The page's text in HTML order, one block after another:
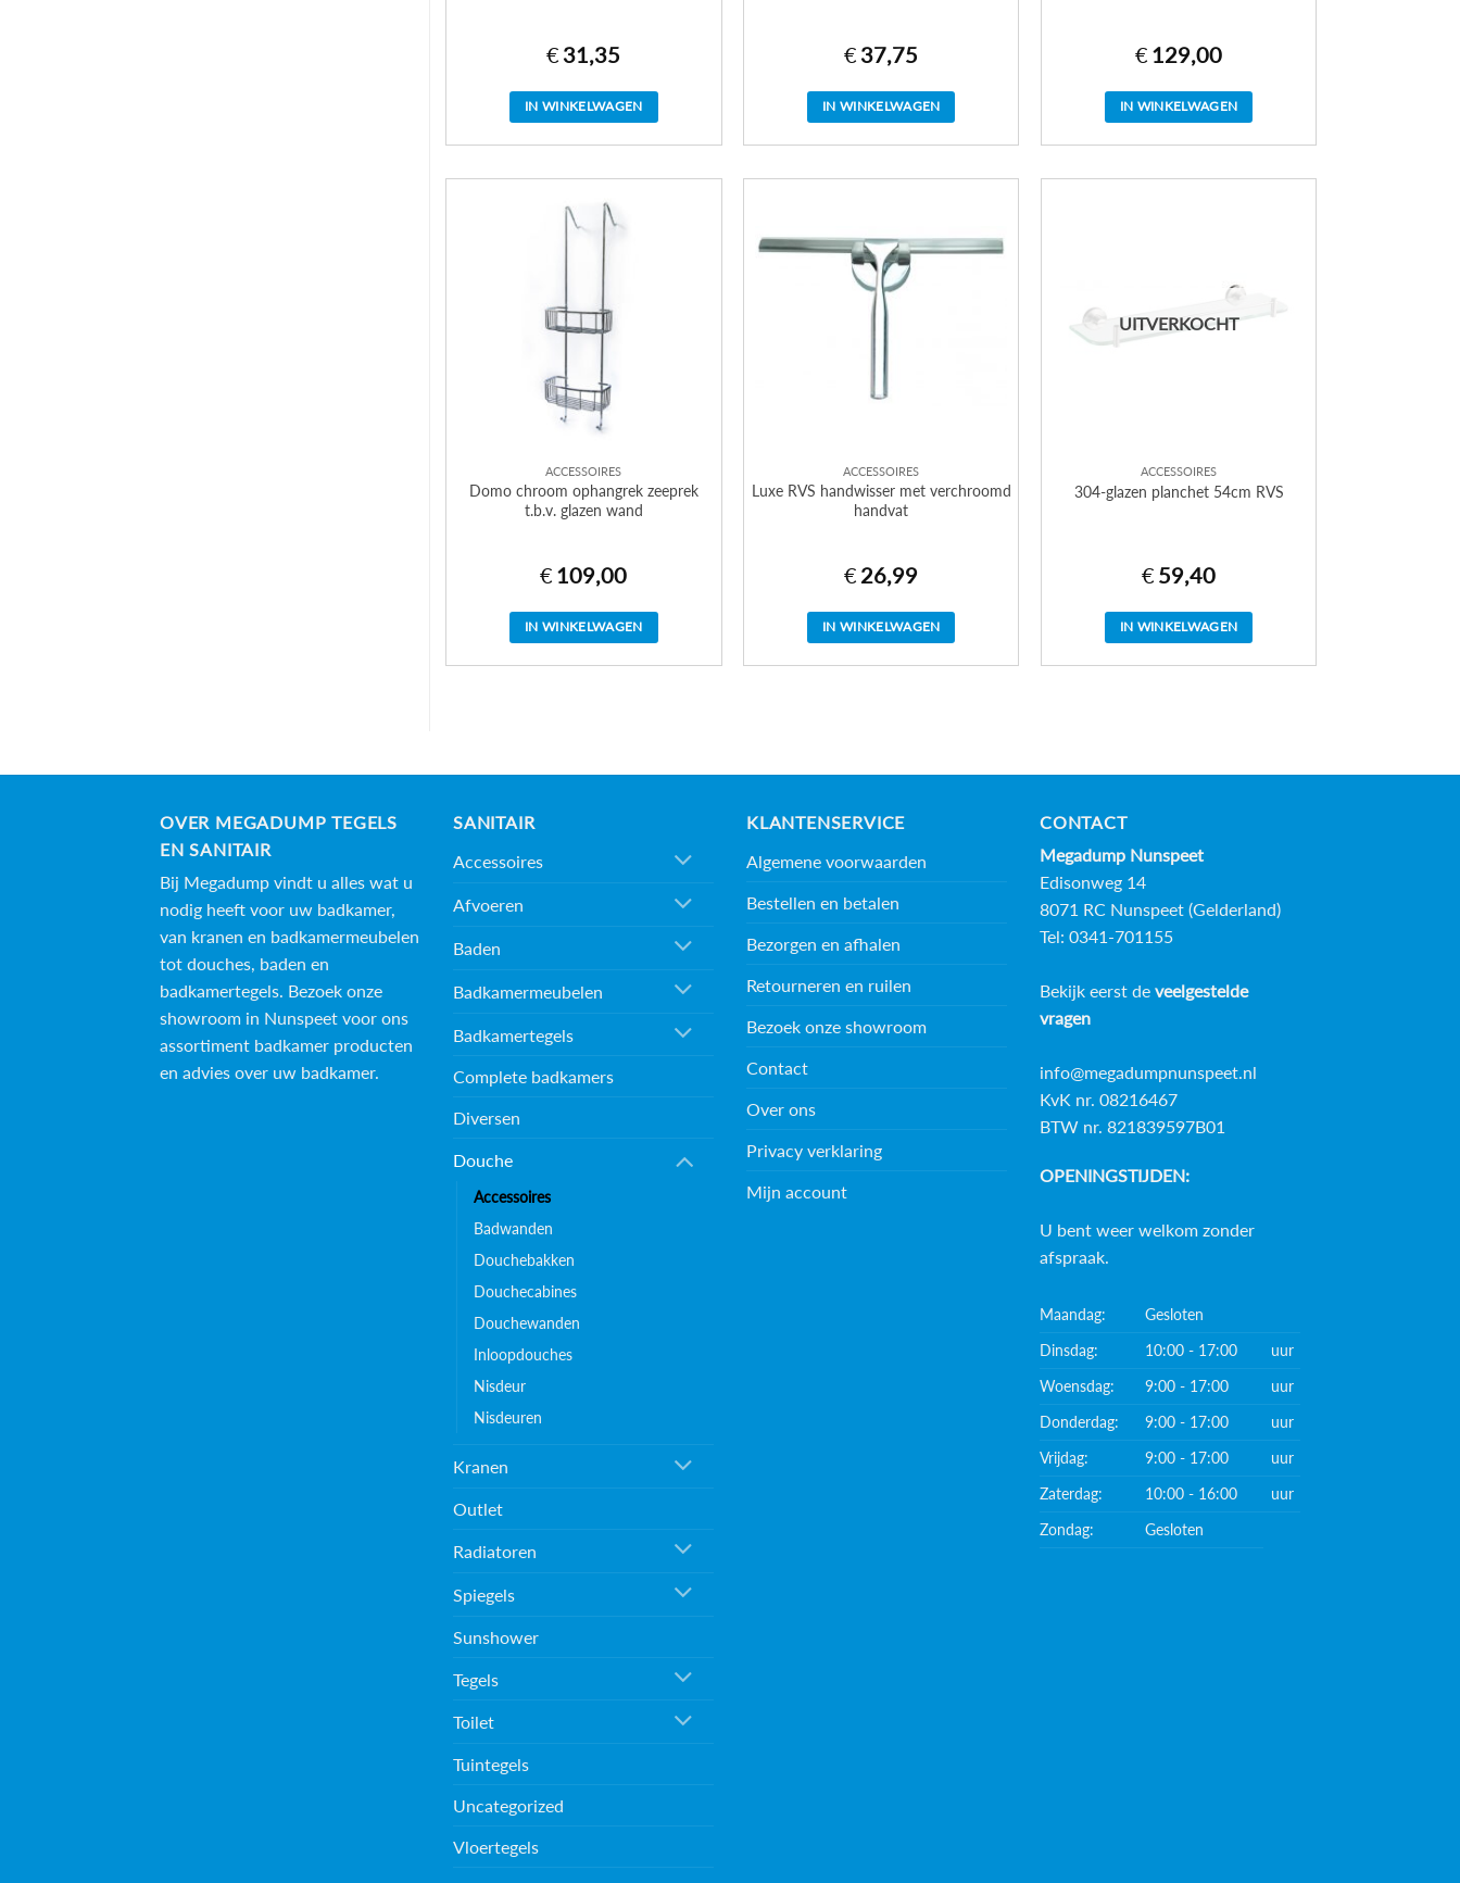
€ 31,35
IN WINKELWAGEN
€ 37,75
IN WINKELWAGEN
€ 129,00
IN WINKELWAGEN
ACCESSOIRES
Domo chroom ophangrek zeeprek
t.b.v. glazen wand
€ 109,00
IN WINKELWAGEN
ACCESSOIRES
Luxe RVS handwisser met verchroomd
handvat
€ 26,99
IN WINKELWAGEN
UITVERKOCHT
ACCESSOIRES
304-glazen planchet 54cm RVS
€ 59,40
IN WINKELWAGEN
OVER MEGADUMP TEGELS
EN SANITAIR
Bij Megadump vindt u alles wat u
nodig heeft voor uw badkamer,
van kranen en badkamermeubelen
tot douches, baden en
badkamertegels . Bezoek onze
showroom in Nunspeet voor ons
assortiment badkamer producten
en advies over uw badkamer.
SANITAIR
Accessoires
Afvoeren
Baden
Badkamermeubelen
Badkamertegels
Complete badkamers
Diversen
Douche
Accessoires
Badwanden
Douchebakken
Douchecabines
Douchewanden
Inloopdouches
Nisdeur
Nisdeuren
Kranen
Outlet
Radiatoren
Spiegels
Sunshower
Tegels
Toilet
Tuintegels
Uncategorized
Vloertegels
KLANTENSERVICE
Algemene voorwaarden
Bestellen en betalen
Bezorgen en afhalen
Retourneren en ruilen
Bezoek onze showroom
Contact
Over ons
Privacy verklaring
Mijn account
CONTACT
Megadump Nunspeet
Edisonweg 14
8071 RC Nunspeet (Gelderland)
Tel: 0341-701155
Bekijk eerst de veelgestelde
vragen
info@megadumpnunspeet.nl
KvK nr. 08216467
BTW nr. 821839597B01
OPENINGSTIJDEN:
U bent weer welkom zonder
afspraak.
Maandag:
Gesloten
Dinsdag:
10:00 - 17:00
uur
Woensdag:
9:00 - 17:00
uur
Donderdag:
9:00 - 17:00
uur
Vrijdag:
9:00 - 17:00
uur
Zaterdag:
10:00 - 16:00
uur
Zondag:
Gesloten